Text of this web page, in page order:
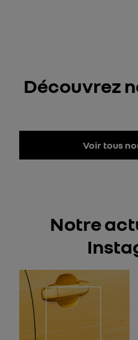
Découvrez
Voir tous
Notre